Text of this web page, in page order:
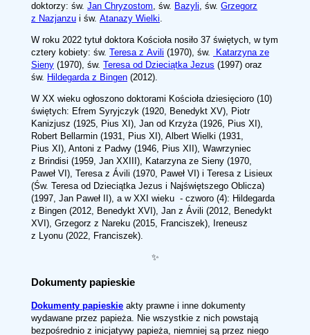
doktorzy: św. Jan Chryzostom, św. Bazyli, św. Grzegorz
z Nazjanzu i św. Atanazy Wielki.
W roku 2022 tytuł doktora Kościoła nosiło 37 świętych, w tym
cztery kobiety: św. Teresa z Avili (1970), św.
Katarzyna ze
Sieny (1970), św. Teresa od Dzieciątka Jezus (1997) oraz
św. Hildegarda z Bingen (2012).
W XX wieku ogłoszono doktorami Kościoła dziesięcioro (10)
świętych: Efrem Syryjczyk (1920, Benedykt XV), Piotr
Kanizjusz (1925, Pius XI), Jan od Krzyża (1926, Pius XI),
Robert Bellarmin (1931, Pius XI), Albert Wielki (1931,
Pius XI), Antoni z Padwy (1946, Pius XII), Wawrzyniec
z Brindisi (1959, Jan XXIII), Katarzyna ze Sieny (1970,
Paweł VI), Teresa z Ávili (1970, Paweł VI) i Teresa z Lisieux
(Św. Teresa od Dzieciątka Jezus i Najświętszego Oblicza)
(1997, Jan Paweł II), a w XXI wieku - czworo (4): Hildegarda
z Bingen (2012, Benedykt XVI), Jan z Ávili (2012, Benedykt
XVI), Grzegorz z Nareku (2015, Franciszek), Ireneusz
z Lyonu (2022, Franciszek).
✨
Dokumenty papieskie
Dokumenty papieskie akty prawne i inne dokumenty
wydawane przez papieża. Nie wszystkie z nich powstają
bezpośrednio z inicjatywy papieża, niemniej są przez niego